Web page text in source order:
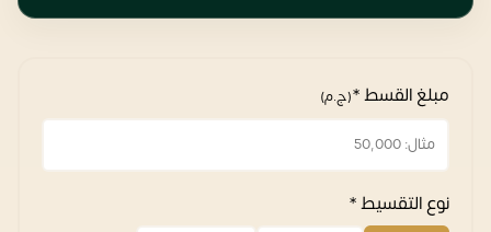
مبلغ القسط *(ج.م)
نوع التقسيط *